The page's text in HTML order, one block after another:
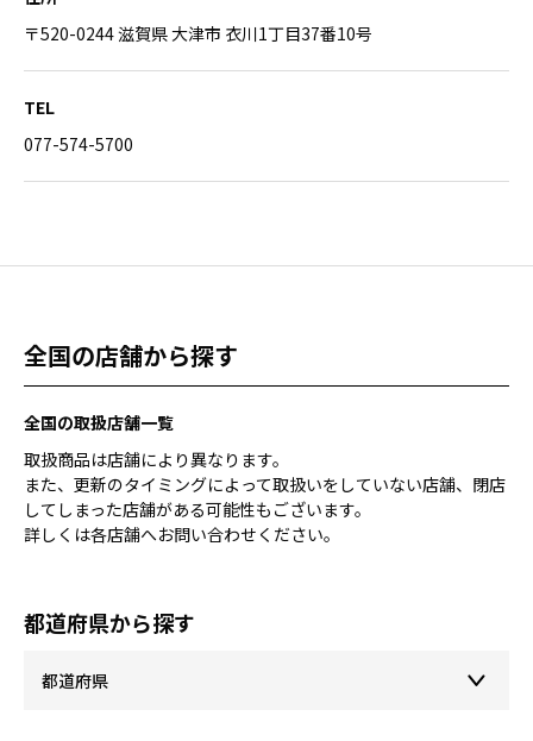
〒520-0244 滋賀県 大津市 衣川1丁目37番10号
TEL
077-574-5700
全国の店舗から探す
全国の取扱店舗一覧
取扱商品は店舗により異なります。
また、更新のタイミングによって取扱いをしていない店舗、閉店
してしまった店舗がある可能性もございます。
詳しくは各店舗へお問い合わせください。
都道府県から探す